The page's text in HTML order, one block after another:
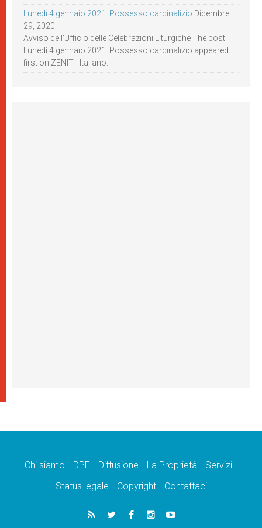
Lunedì 4 gennaio 2021: Possesso cardinalizio Dicembre
29, 2020
Avviso dell’Ufficio delle Celebrazioni Liturgiche The post
Lunedì 4 gennaio 2021: Possesso cardinalizio appeared
first on ZENIT - Italiano.
Chi siamo DPF Diffusione La Proprietà
Servizi
Status legale
Copyright Contattaci